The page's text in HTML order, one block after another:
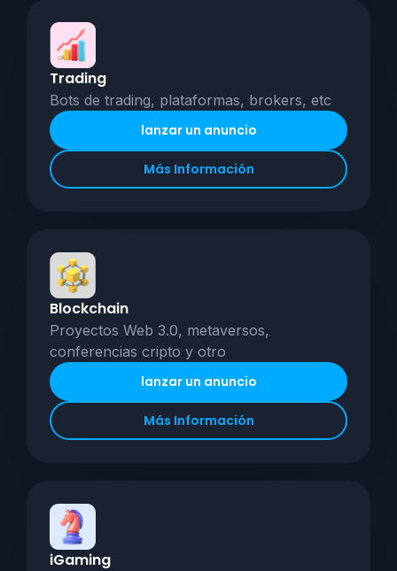
Trading
Bots de trading, plataformas, brokers, etc
lanzar un anuncio
Más Información
Blockchain
Proyectos Web 3.0, metaversos,
conferencias cripto y otro
lanzar un anuncio
Más Información
iGaming